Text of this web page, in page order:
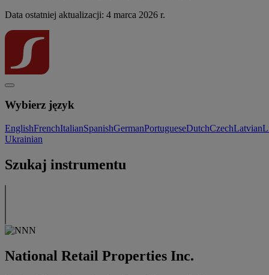
Data ostatniej aktualizacji: 4 marca 2026 r.
Wybierz język
EnglishFrenchItalianSpanishGermanPortugueseDutchCzechLatvian
Ukrainian
Szukaj instrumentu
National Retail Properties Inc.